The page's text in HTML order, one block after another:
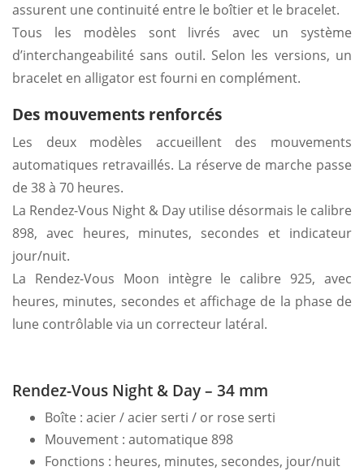
assurent une continuité entre le boîtier et le bracelet.
Tous les modèles sont livrés avec un système
d’interchangeabilité sans outil. Selon les versions, un
bracelet en alligator est fourni en complément.
Des mouvements renforcés
Les deux modèles accueillent des mouvements
automatiques retravaillés. La réserve de marche passe
de 38 à 70 heures.
La Rendez-Vous Night & Day utilise désormais le calibre
898, avec heures, minutes, secondes et indicateur
jour/nuit.
La Rendez-Vous Moon intègre le calibre 925, avec
heures, minutes, secondes et affichage de la phase de
lune contrôlable via un correcteur latéral.
Rendez-Vous Night & Day – 34 mm
Boîte : acier / acier serti / or rose serti
Mouvement : automatique 898
Fonctions : heures, minutes, secondes, jour/nuit